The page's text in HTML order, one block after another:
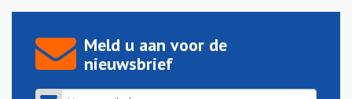
Meld u aan voor de
nieuwsbrief